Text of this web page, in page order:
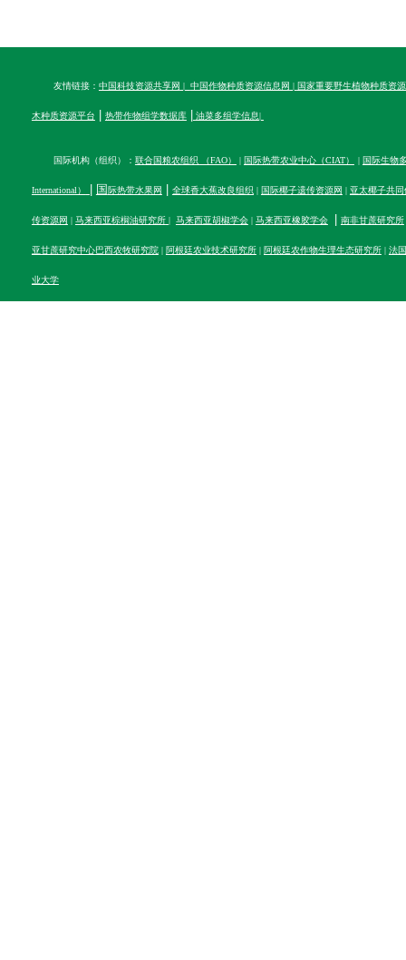
友情链接： 中国科技资源共享网 | 中国作物种质资源信息网 | 国家重要野生植物种质资
木种质资源平台 热带作物组学数据库| 油菜多组学信息|
国际机构（组织）： 联合国粮农组织 （FAO） | 国际热带农业中心（CIAT） | 国际生物
International） 国际热带水果网 全球香大蕉改良组织 | 国际椰子遗传资源网 | 亚太椰子共同
传资源网 | 马来西亚棕榈油研究所 | 马来西亚胡椒学会| 马来西亚橡胶学会 南非甘蔗研究所
亚甘蔗研究中心巴西农牧研究院| 阿根廷农业技术研究所| 阿根廷农作物生理生态研究所| 法
业大学